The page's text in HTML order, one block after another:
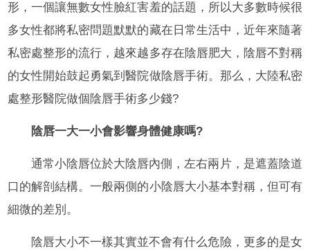
形，一個讓無數女性臉紅害羞的話題，所以大多數時候很
多女性都將私密問題默默的藏在日常生活中，近年來隨著
私密處整形的流行，越來越多存在陰唇肥大，陰唇不對稱
的女性開始鼓起勇氣到醫院做陰唇手術。那么，大陸私密
處整形醫院做個陰唇手術多少錢?
陰唇一大一小會影響身體健康嗎?
通常小陰唇位於大陰唇內側，左右兩片，是遮蓋陰道
口的解剖結構。一般兩側的小陰唇大小基本對稱，但可有
細微的差別。
陰唇大小不一樣其實並不會有什么危險，更多的是女